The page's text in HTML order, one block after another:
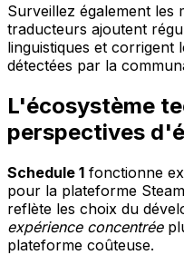
Surveillez également les
traducteurs ajoutent
linguistiques et corrigent
détectées par la
L'écosystème
perspectives
Schedule 1 fonctionne
pour la plateforme
reflète les choix du
expérience concentrée
plateforme coûteuse.